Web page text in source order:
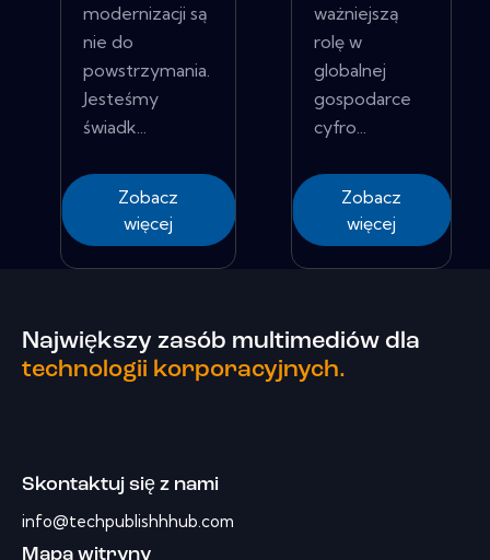
modernizacji są
nie do
powstrzymania.
Jesteśmy
świadk...
Zobacz
więcej
ważniejszą
rolę w
globalnej
gospodarce
cyfro...
Zobacz
więcej
Największy zasób multimediów dla
technologii korporacyjnych.
Skontaktuj się z nami
info@techpublishhhub.com
Mapa witryny